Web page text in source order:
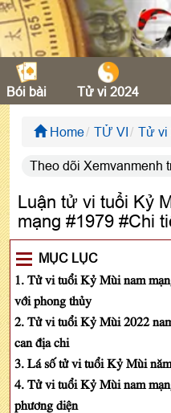
Bói bài Tử vi 2024
Home TỬ VI Tử vi
Theo dõi Xemvanmenh
Luận tử vi tuổi Kỷ
mạng #1979 #Chi
MỤC LỤC
1. Tử vi tuổi Kỷ Mùi nam
với phong thủy
2. Tử vi tuổi Kỷ Mùi 2022
can địa chi
3. Lá số tử vi tuổi Kỷ Mùi
4. Tử vi tuổi Kỷ Mùi nam
phương diện